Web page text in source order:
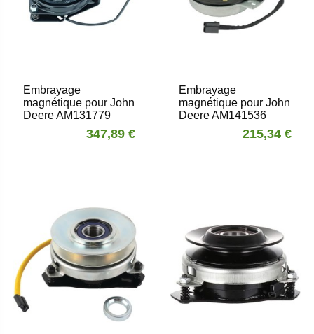
Embrayage
magnétique pour John
Deere AM131779
347,89 €
Embrayage
magnétique pour John
Deere AM141536
215,34 €